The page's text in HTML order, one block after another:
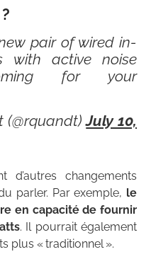
pair of wired in-
with active noise
for your
(@rquandt)July 10,
d’autres changements
parler. Par exemple, le
en capacité de fournir
. Il pourrait également
plus « traditionnel ».